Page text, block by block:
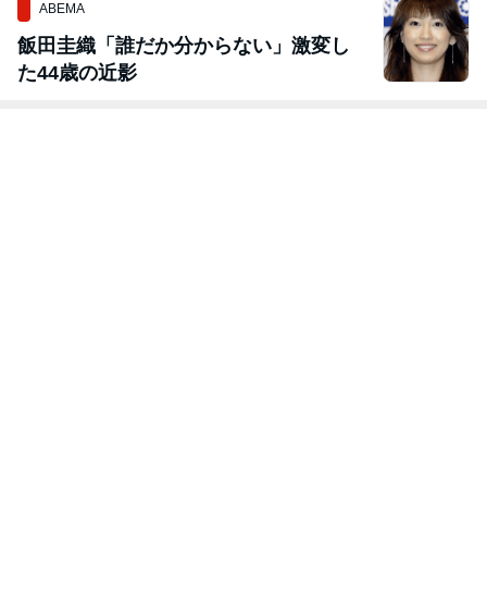
ABEMA
飯田圭織「誰だか分からない」激変し
た44歳の近影